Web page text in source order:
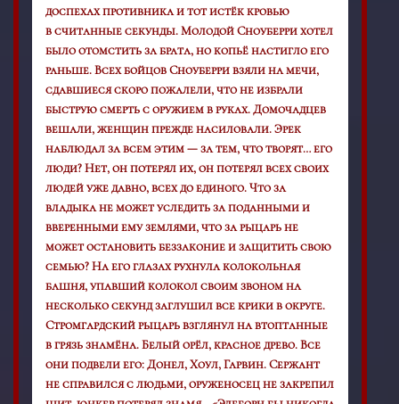
доспехах противника и тот истёк кровью
всчитанныесекунды. Молодой Сноуберри хотел
было отомстить за брата, но копьё настигло его
раньше. Всех бойцов Сноуберри взяли на мечи,
сдавшиеся скоро пожалели, что не избрали
быструю смерть с оружием в руках. Домочадцев
вешали, женщин прежде насиловали. Эрек
наблюдал за всем этим — за тем, что творят… его
люди? Нет, он потерял их, он потерял всех своих
людей уже давно, всех до единого. Что за
владыка не может уследить за поданными и
вверенными ему землями, что за рыцарь не
может остановить беззаконие и защитить свою
семью? На его глазах рухнула колокольная
башня, упавший колокол своим звоном на
несколько секунд заглушил все крики в округе.
Стромгардский рыцарь взглянул на втоптанные
в грязь знамёна. Белый орёл, красное древо. Все
они подвели его: Донел, Хоул, Гарвин. Сержант
не справился с людьми, оруженосец не закрепил